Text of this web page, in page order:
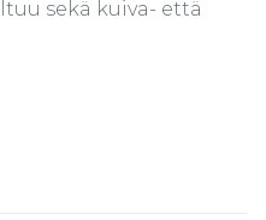
sekä kuiva- että